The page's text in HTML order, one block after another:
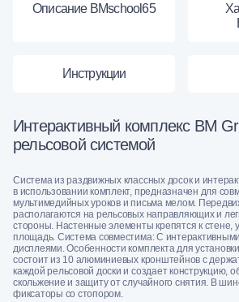
Описание BMschool65
Инструкции
Интерактивный комплекс BM
рельсовой системой
Система из раздвижных классных досок и
в использовании комплект, предназначен для
мультимедийных уроков и письма мелом.
располагаются на рельсовых направляющих и
стороны. Настенные элементы крепятся к стене,
площадь. Система совместима: С
дисплеями. Особенности комплекта для
состоит из 10 алюминиевых кронштейнов с
каждой рельсовой доски и создает конструкцию,
скольжение и защиту от случайного снятия. В
фиксаторы со стопором.